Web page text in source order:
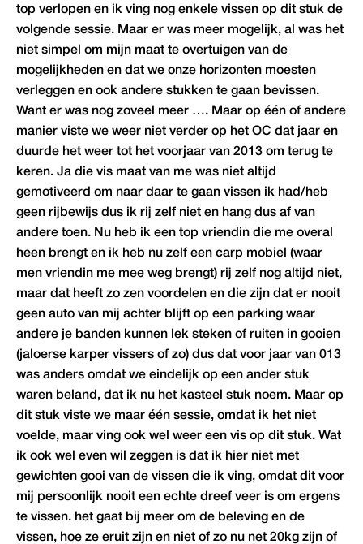
top verlopen en ik ving nog enkele vissen op dit stuk de
volgende sessie. Maar er was meer mogelijk, al was het
niet simpel om mijn maat te overtuigen van de
mogelijkheden en dat we onze horizonten moesten
verleggen en ook andere stukken te gaan bevissen.
Want er was nog zoveel meer …. Maar op één of andere
manier viste we weer niet verder op het OC dat jaar en
duurde het weer tot het voorjaar van 2013 om terug te
keren. Ja die vis maat van me was niet altijd
gemotiveerd om naar daar te gaan vissen ik had/heb
geen rijbewijs dus ik rij zelf niet en hang dus af van
andere toen. Nu heb ik een top vriendin die me overal
heen brengt en ik heb nu zelf een carp mobiel (waar
men vriendin me mee weg brengt) rij zelf nog altijd niet,
maar dat heeft zo zen voordelen en die zijn dat er nooit
geen auto van mij achter blijft op een parking waar
andere je banden kunnen lek steken of ruiten in gooien
(jaloerse karper vissers of zo) dus dat voor jaar van 013
was anders omdat we eindelijk op een ander stuk
waren beland, dat ik nu het kasteel stuk noem. Maar op
dit stuk viste we maar één sessie, omdat ik het niet
voelde, maar ving ook wel weer een vis op dit stuk. Wat
ik ook wel even wil zeggen is dat ik hier niet met
gewichten gooi van de vissen die ik ving, omdat dit voor
mij persoonlijk nooit een echte dreef veer is om ergens
te vissen. het gaat bij meer om de beleving en de
vissen, hoe ze eruit zijn en niet of zo nu net 20kg zijn of